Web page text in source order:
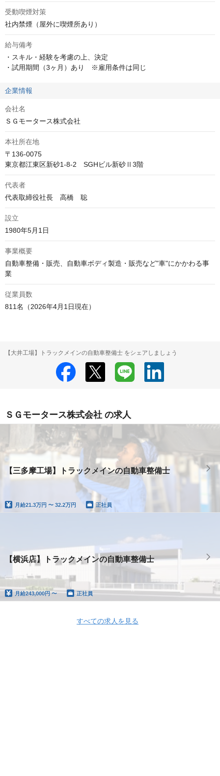
受動喫煙対策
社内禁煙（屋外に喫煙所あり）
給与備考
・スキル・経験を考慮の上、決定
・試用期間（3ヶ月）あり　※雇用条件は同じ
企業情報
会社名
ＳＧモータース株式会社
本社所在地
〒136-0075
東京都江東区新砂1-8-2　SGHビル新砂Ⅱ3階
代表者
代表取締役社長　高橋　聡
設立
1980年5月1日
事業概要
自動車整備・販売、自動車ボディ製造・販売など"車"にかかわる事
業
従業員数
811名（2026年4月1日現在）
【大井工場】トラックメインの自動車整備士 をシェアしましょう
ＳＧモータース株式会社 の求人
【三多摩工場】トラックメインの自動車整備士
月給21.3万円 〜 32.2万円 正社員
【横浜店】トラックメインの自動車整備士
月給243,000円 〜 正社員
すべての求人を見る